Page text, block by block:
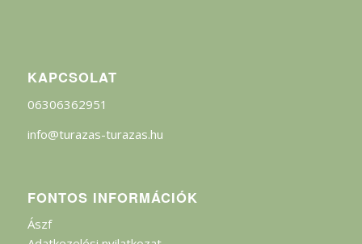
KAPCSOLAT
06306362951
info@turazas-turazas.hu
FONTOS INFORMÁCIÓK
Ászf